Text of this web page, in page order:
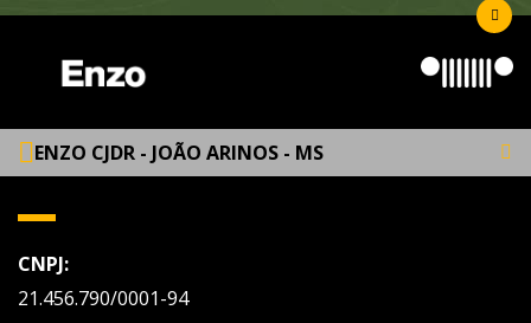
ENZO CJDR - JOÃO ARINOS - MS
CNPJ:
21.456.790/0001-94